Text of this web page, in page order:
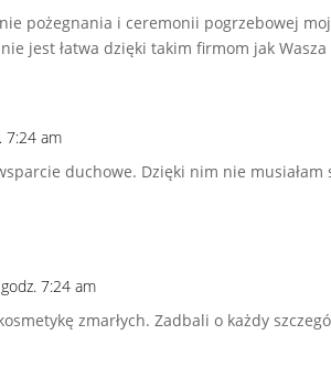
pożegnania i ceremonii pogrzebowej
jest łatwa dzięki takim firmom jak
7:24 am
duchowe. Dzięki nim nie
7:24 am
zmarłych. Zadbali o każdy